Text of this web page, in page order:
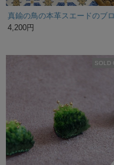
4,200円
SOLD